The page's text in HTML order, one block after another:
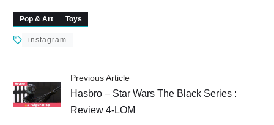
Pop & Art Toys
instagram
Previous Article
Hasbro – Star Wars The Black Series :
Review 4-LOM